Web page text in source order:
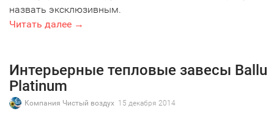
назвать эксклюзивным.
Читать далее →
Интерьерные тепловые завесы Ballu
Platinum
Компания Чистый воздух 15 декабря 2014